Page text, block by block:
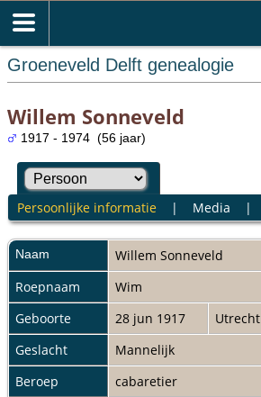
Groeneveld Delft genealogie
Willem Sonneveld
1917 - 1974 (56 jaar)
Persoonlijke informatie| Media |
Naam Willem Sonneveld
Roepnaam
Wim
Geboorte
28 jun 1917
Utrecht
Geslacht
Mannelijk
Beroep
cabaretier